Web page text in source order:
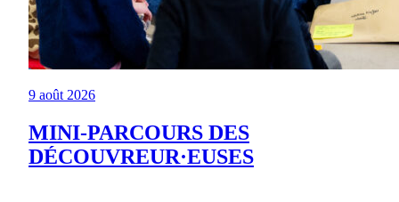
9 août 2026
MINI-PARCOURS DES
DÉCOUVREUR·EUSES